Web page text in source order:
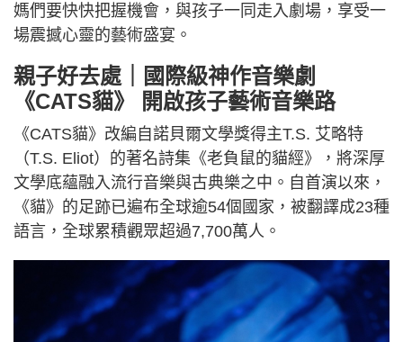
媽們要快快把握機會，與孩子一同走入劇場，享受一
場震撼心靈的藝術盛宴。
親子好去處｜國際級神作音樂劇
《CATS貓》 開啟孩子藝術音樂路
《CATS貓》改編自諾貝爾文學獎得主T.S. 艾略特
（T.S. Eliot）的著名詩集《老負鼠的貓經》，將深厚
文學底蘊融入流行音樂與古典樂之中。自首演以來，
《貓》的足跡已遍布全球逾54個國家，被翻譯成23種
語言，全球累積觀眾超過7,700萬人。